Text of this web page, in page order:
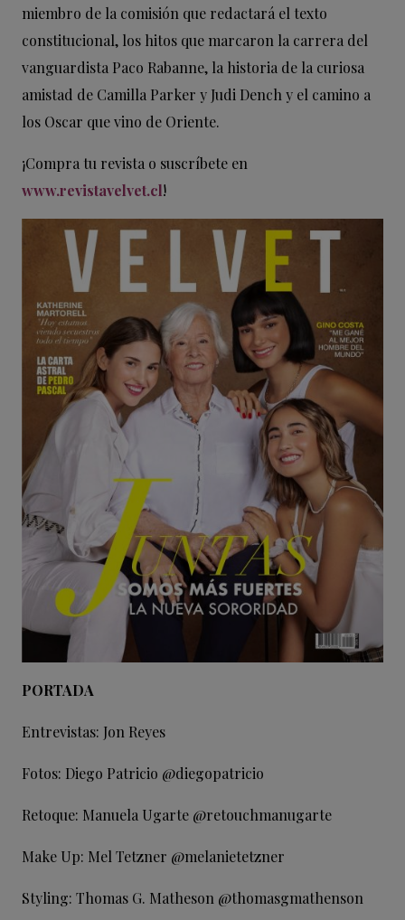
miembro de la comisión que redactará el texto
constitucional, los hitos que marcaron la carrera del
vanguardista Paco Rabanne, la historia de la curiosa
amistad de Camilla Parker y Judi Dench y el camino a
los Oscar que vino de Oriente.
¡Compra tu revista o suscríbete en
www.revistavelvet.cl!
PORTADA
Entrevistas: Jon Reyes
Fotos: Diego Patricio @diegopatricio
Retoque: Manuela Ugarte @retouchmanugarte
Make Up: Mel Tetzner @melanietetzner
Styling: Thomas G. Matheson @thomasgmathenson